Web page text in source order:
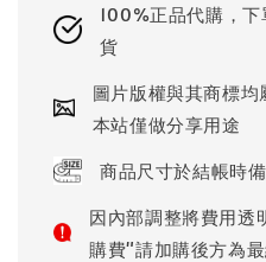
100%正品代購，
貨
圖片版權與其商標均
本站僅做分享用途
商品尺寸於結帳時
因內部調整將費用透
購費"請加購後方為